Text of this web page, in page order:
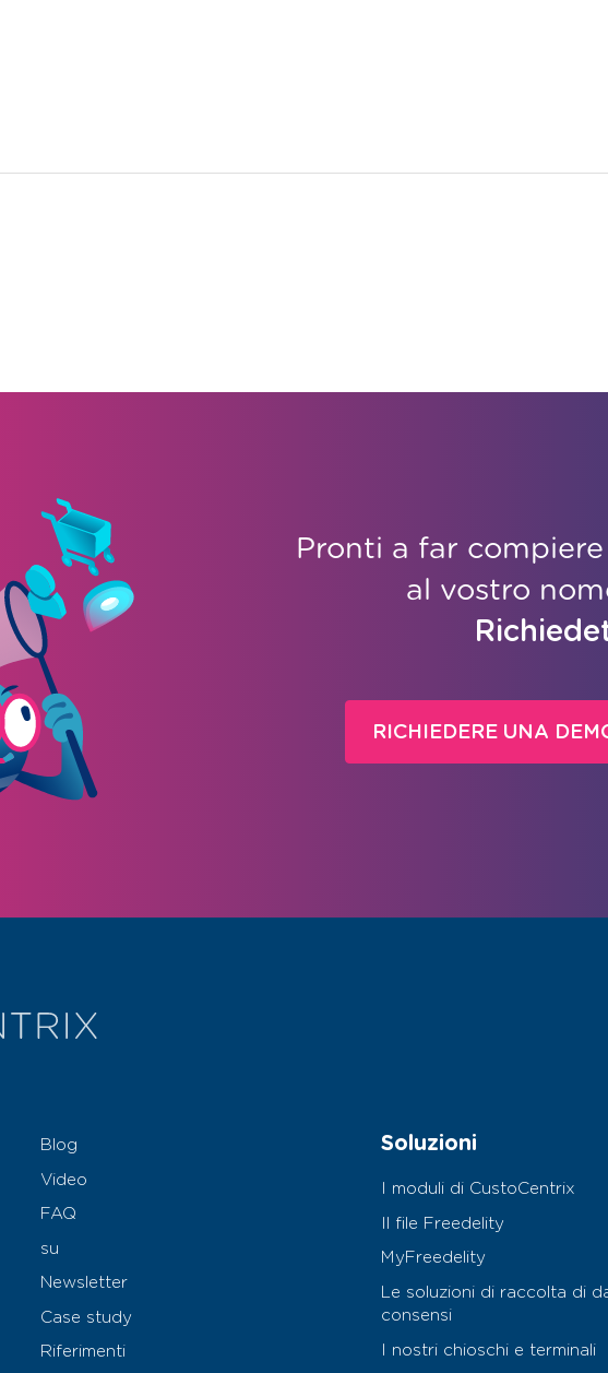
Pronti a far
al vostro
RICHIEDERE UNA
Blog
Video
FAQ
su
Newsletter
Case study
Riferimenti
Soluzioni
I moduli di CustoCentrix
Il file Freedelity
MyFreedelity
Le soluzioni di raccolta di
consensi
I nostri chioschi e terminali